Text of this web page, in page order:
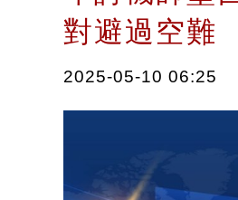
對避過空
2025-05-10 06:25